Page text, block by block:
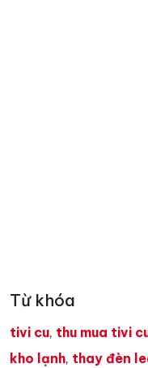
Từ khóa
tivi cu, thu mua tivi
kho lạnh, thay đèn